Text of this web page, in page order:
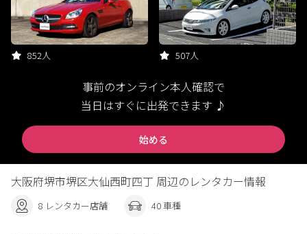
852人 507人
事前のオンライン本人確認で
当日はすぐに出発できます ♪
始める
大阪府堺市堺区大仙西町四丁 周辺のレンタカー情報
8 レンタカー店舗 40 車種